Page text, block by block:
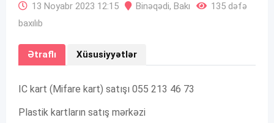
13 Noyabr 2023 12:15 Binəqədi, Bakı
135 dəfə
baxılıb
Ətraflı Xüsusiyyətlər
IC kart (Mifare kart) satışı 055 213 46 73
Plastik kartların satış mərkəzi